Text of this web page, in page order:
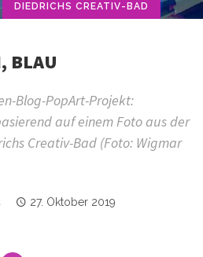
DIEDRICHS CREATIV-BAD
BLAU
Blog-PopArt-Projekt:
auf einem Foto aus der
Creativ-Bad (Foto: Wigmar
27. Oktober 2019